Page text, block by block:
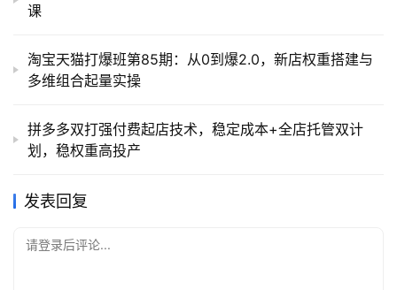
课
淘宝天猫打爆班第85期：从0到爆2.0，新店权重搭建与
多维组合起量实操
拼多多双打强付费起店技术，稳定成本+全店托管双计
划，稳权重高投产
发表回复
请登录后评论...